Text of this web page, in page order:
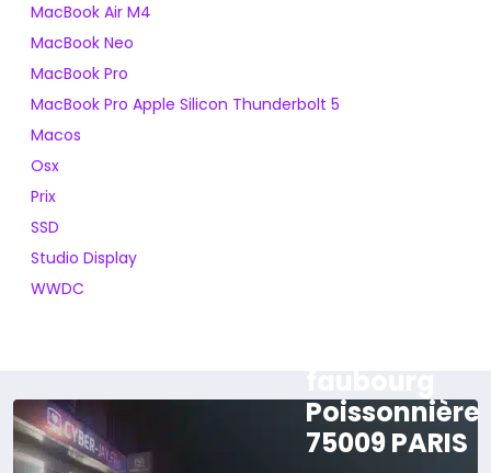
MacBook Air M4
MacBook Neo
MacBook Pro
MacBook Pro Apple Silicon Thunderbolt 5
Macos
Osx
Prix
SSD
Studio Display
WWDC
Poissonnière
75009 PARIS